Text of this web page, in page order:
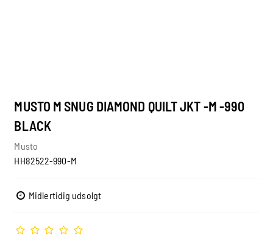
MUSTO M SNUG DIAMOND QUILT JKT -M -990
BLACK
Musto
HH82522-990-M
Midlertidig udsolgt